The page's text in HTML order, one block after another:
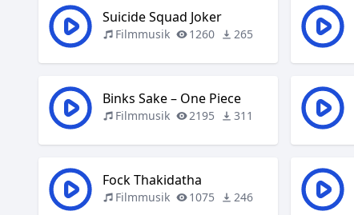
Suicide Squad Joker
Filmmusik 1260 265
Binks Sake – One Piece
Filmmusik 2195 311
Fock Thakidatha
Filmmusik 1075 246